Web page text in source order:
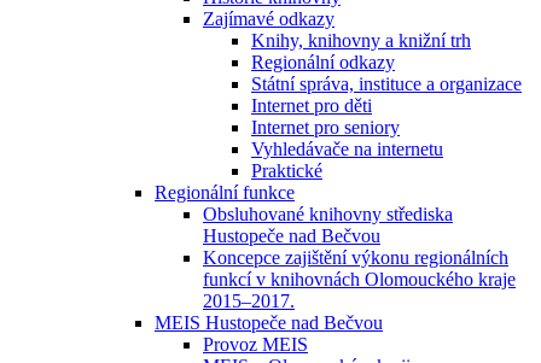
Zajímavé odkazy
Knihy, knihovny a knižní trh
Regionální odkazy
Státní správa, instituce a organizace
Internet pro děti
Internet pro seniory
Vyhledávače na internetu
Praktické
Regionální funkce
Obsluhované knihovny střediska
Hustopeče nad Bečvou
Koncepce zajištění výkonu regionálních
funkcí v knihovnách Olomouckého kraje
2015–2017.
MEIS Hustopeče nad Bečvou
Provoz MEIS